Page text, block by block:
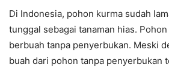
Di Indonesia, pohon kurma sudah
tunggal sebagai tanaman hias.
berbuah tanpa penyerbukan. Meski
buah dari pohon tanpa penyerbukan